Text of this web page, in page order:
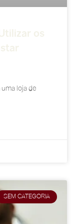
os
loja de
SEM CATEGORIA